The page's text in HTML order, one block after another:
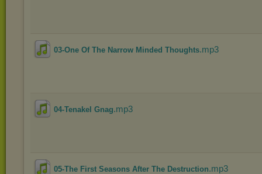
03-One Of The Narrow Minded Thoughts.mp3
04-Tenakel Gnag.mp3
05-The First Seasons After The Destruction.mp3